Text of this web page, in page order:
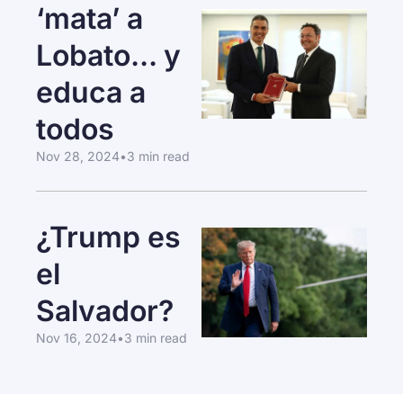
‘mata’ a
Lobato... y
educa a
todos
Nov 28, 2024•3 min read
¿Trump es
el
Salvador?
Nov 16, 2024•3 min read